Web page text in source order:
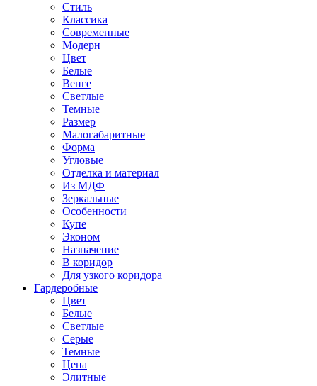
Стиль
Классика
Современные
Модерн
Цвет
Белые
Венге
Светлые
Темные
Размер
Малогабаритные
Форма
Угловые
Отделка и материал
Из МДФ
Зеркальные
Особенности
Купе
Эконом
Назначение
В коридор
Для узкого коридора
Гардеробные
Цвет
Белые
Светлые
Серые
Темные
Цена
Элитные